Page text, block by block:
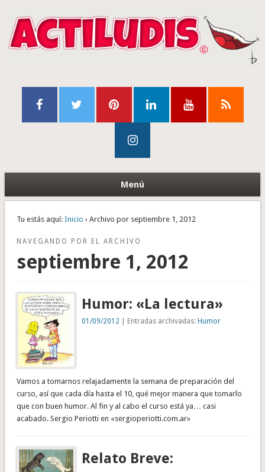
Menú
Tu estás aquí: Inicio › Archivo por septiembre 1, 2012
NAVEGANDO POR EL ARCHIVO
septiembre 1, 2012
Humor: «La lectura»
01/09/2012 | Entradas archivadas:Humor
Vamos a tomarnos relajadamente la semana de preparación del
curso, así que cada día hasta el 10, qué mejor manera que tomarlo
que con buen humor. Al fin y al cabo el curso está ya… casi
acabado. Sergio Periotti en «sergioperiotti.com.ar»
Relato Breve: